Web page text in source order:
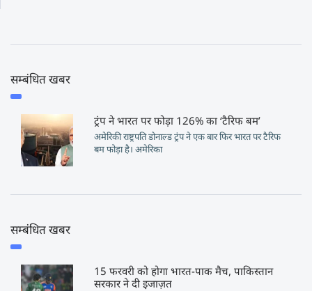
सम्बंधित खबर
ट्रंप ने भारत पर फोड़ा 126% का ‘टैरिफ बम’
अमेरिकी राष्ट्रपति डोनाल्ड ट्रंप ने एक बार फिर भारत पर टैरिफ
बम फोड़ा है। अमेरिका
सम्बंधित खबर
15 फरवरी को होगा भारत-पाक मैच, पाकिस्तान
सरकार ने दी इजाज़त